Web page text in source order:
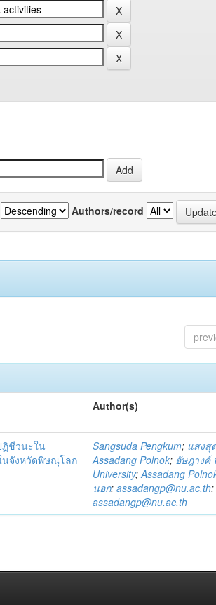
Authors/record
Author(s)
ฏิชีวนะใน
นจังหวัดพิษณุโลก
Sangsuda Pengkum; แสงสุ
Assadang Polnok; อัษฎางค์
University;Assadang
นอก;assadangp@nu.ac.th;
assadangp@nu.ac.th